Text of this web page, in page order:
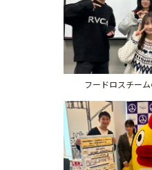
フードロスチー